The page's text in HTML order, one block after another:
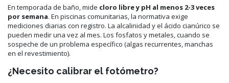
En temporada de baño, mide cloro libre y pH al menos 2-3 veces
por semana. En piscinas comunitarias, la normativa exige
mediciones diarias con registro. La alcalinidad y el ácido cianúrico se
pueden medir una vez al mes. Los fosfatos y metales, cuando se
sospeche de un problema específico (algas recurrentes, manchas
en el revestimiento).
¿Necesito calibrar el fotómetro?